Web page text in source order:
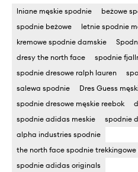
lniane męskie spodnie
beżowe
spodnie beżowe
letnie spodnie
kremowe spodnie damskie
dresy the north face
spodnie
spodnie dresowe ralph lauren
salewa spodnie
Dres Guess męski
spodnie dresowe męskie reebok
spodnie adidas meskie
spodnie
alpha industries spodnie
the north face spodnie trekkingowe
spodnie adidas originals